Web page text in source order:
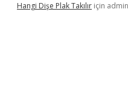
Hangi Dişe Plak Takılır için admin